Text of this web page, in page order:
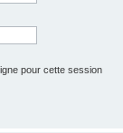
pour cette session